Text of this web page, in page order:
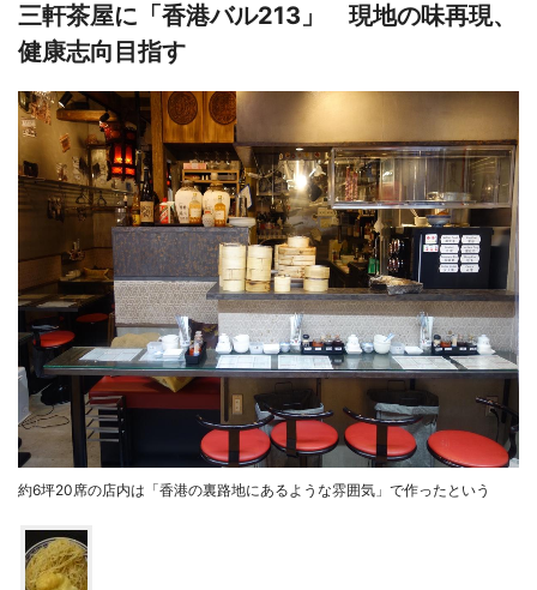
三軒茶屋に「香港バル213」 現地の味再現、
健康志向目指す
約6坪20席の店内は「香港の裏路地にあるような雰囲気」で作ったという